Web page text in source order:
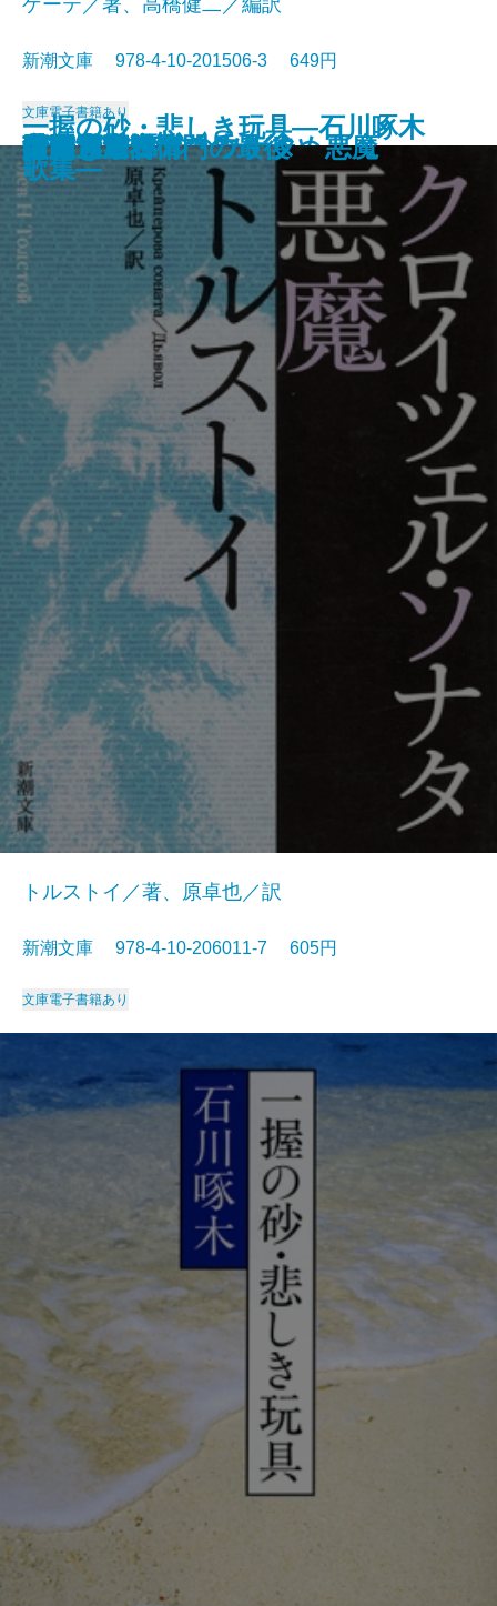
愛と死
絵のない絵本
田舎教師
変身
硝子戸の中
田園交響楽
倫敦塔・幻影の盾
光あるうち光の中を歩め
真理先生
ゲーテ格言集
ゲーテ／著、高橋健二／編訳
新潮文庫 978-4-10-201506-3 649円
文庫電子書籍あり
クロイツェル・ソナタ 悪魔
トルストイ／著、原卓也／訳
新潮文庫 978-4-10-206011-7 605円
文庫電子書籍あり
一握の砂・悲しき玩具―石川啄木
歌集―
行人
人間ぎらい
蒲団・重右衛門の最後
こころ
白鯨〔下〕
白鯨〔上〕
彼岸過迄
ぼく東綺譚